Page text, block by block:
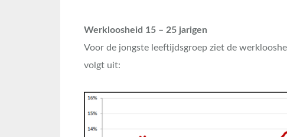
Werkloosheid 15 – 25 jarigen
Voor de jongste leeftijdsgroep ziet de
volgt uit: